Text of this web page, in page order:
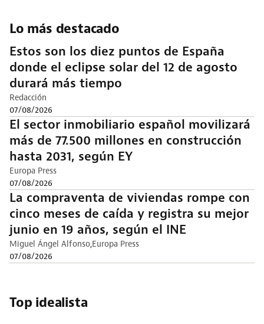
Lo más destacado
Estos son los diez puntos de España
donde el eclipse solar del 12 de agosto
durará más tiempo
Redacción
07/08/2026
El sector inmobiliario español movilizará
más de 77.500 millones en construcción
hasta 2031, según EY
Europa Press
07/08/2026
La compraventa de viviendas rompe con
cinco meses de caída y registra su mejor
junio en 19 años, según el INE
Miguel Ángel Alfonso Europa Press
07/08/2026
Top idealista